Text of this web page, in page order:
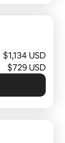
$1,134 USD
$729 USD